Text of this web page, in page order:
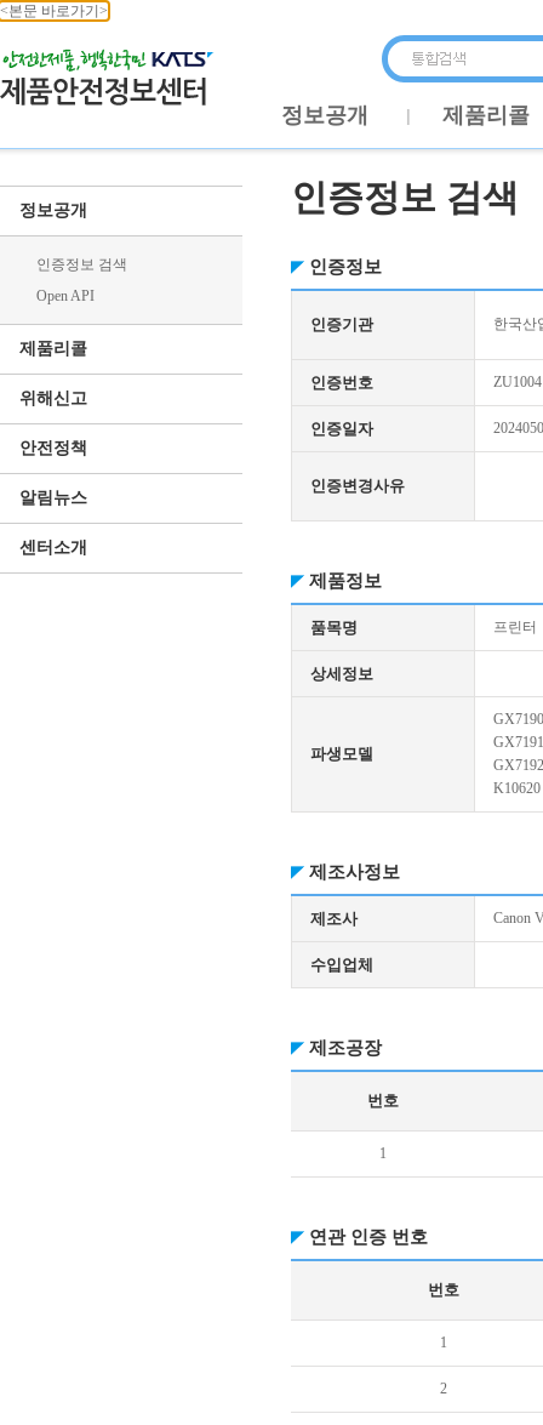
<본문 바로가기>
정보공개 제품리콜
정보공개
인증정보 검색
Open API
제품리콜
위해신고
안전정책
알림뉴스
센터소개
인증정보 검색
인증정보
인증기관 한국산
인증번호
인증일자
인증변경사유
제품정보
품목명 프린터
상세정보
파생모델
GX7190
GX7191
GX7192
K10620
제조사정보
제조사 Canon
수입업체
제조공장
번호
1
연관 인증 번호
번호
1
2